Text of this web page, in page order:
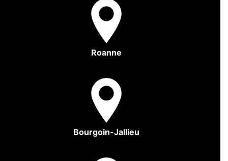
Roanne
Bourgoin-Jallieu